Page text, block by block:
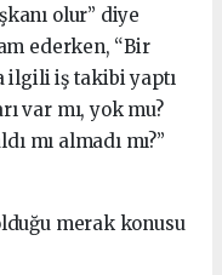
olur” diye
ederken, “Bir
ilgili iş takibi yaptı
var mı, yok mu?
mı almadı mı?”
merak konusu